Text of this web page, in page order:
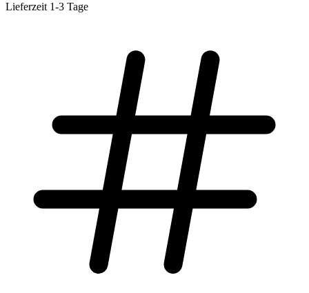
Lieferzeit 1-3 Tage